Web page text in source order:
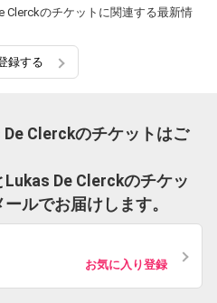
Clerckのチケットに関連する最新情
録する
Clerckのチケットはご
De Clerckのチケッ
ルでお届けします。
お気に入り登録